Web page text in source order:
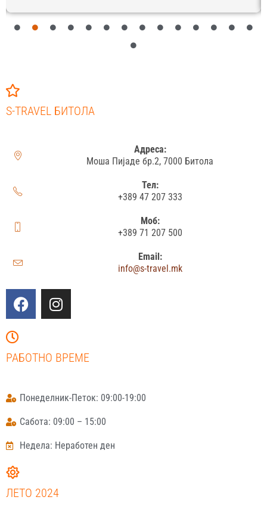
S-TRAVEL БИТОЛА
Адреса:
Моша Пијаде бр.2, 7000 Битола
Тел:
+389 47 207 333
Моб:
+389 71 207 500
Email:
info@s-travel.mk
РАБОТНО ВРЕМЕ
Понеделник-Петок: 09:00-19:00
Сабота: 09:00 – 15:00
Недела: Неработен ден
ЛЕТО 2024